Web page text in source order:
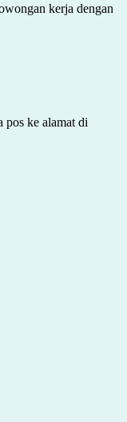
kerja dengan
pos ke alamat di